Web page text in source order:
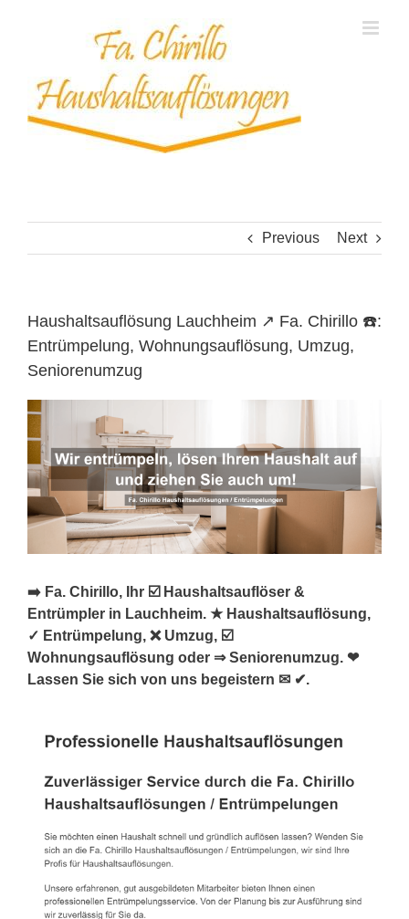
Previous Next
Haushaltsauflösung Lauchheim ↗️ Fa. Chirillo ☎️:
Entrümpelung, Wohnungsauflösung, Umzug,
Seniorenumzug
➡️ Fa. Chirillo, Ihr ☑️ Haushaltsauflöser &
Entrümpler in Lauchheim. ★ Haushaltsauflösung,
✓ Entrümpelung, ❌ Umzug, ☑️
Wohnungsauflösung oder ⇒ Seniorenumzug. ❤
Lassen Sie sich von uns begeistern ✉ ✔.